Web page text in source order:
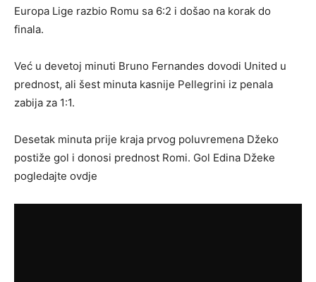
Europa Lige razbio Romu sa 6:2 i došao na korak do
finala.
Već u devetoj minuti Bruno Fernandes dovodi United u
prednost, ali šest minuta kasnije Pellegrini iz penala
zabija za 1:1.
Desetak minuta prije kraja prvog poluvremena Džeko
postiže gol i donosi prednost Romi. Gol Edina Džeke
pogledajte ovdje